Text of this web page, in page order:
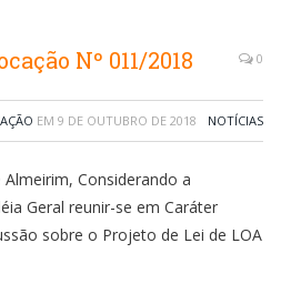
Nº 011/2018 0
EM 9 DE OUTUBRO DE 2018 NOTÍCIAS
Considerando a
Geral reunir-se em Caráter
sobre o Projeto de Lei de LOA